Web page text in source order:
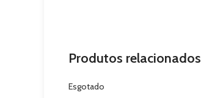
Produtos relacionados
Esgotado